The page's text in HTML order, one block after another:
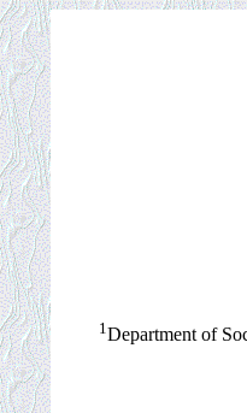
1Department of